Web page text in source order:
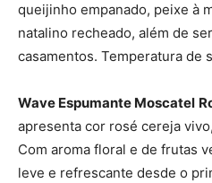
queijinho empanado, peixe à
natalino recheado, além de
casamentos. Temperatura de
Wave Espumante Moscatel
apresenta cor rosé cereja
Com aroma floral e de frutas
leve e refrescante desde o